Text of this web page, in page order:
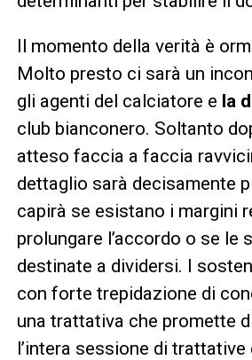
Il momento della verità è
Molto presto ci sarà un
gli agenti del calciatore e la
club bianconero. Soltanto
atteso faccia a faccia
dettaglio sarà decisamente
capirà se esistano i margini
prolungare l’accordo o se le
destinate a dividersi. I
con forte trepidazione di
una trattativa che promette
l’intera sessione di trattative